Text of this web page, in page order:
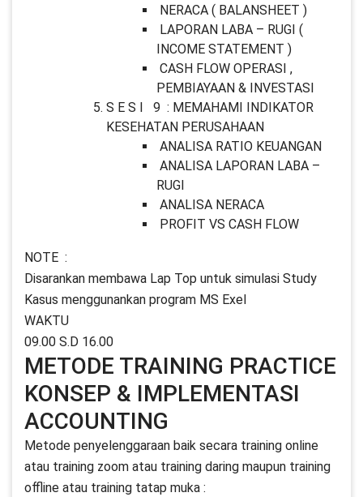
NERACA ( BALANSHEET )
LAPORAN LABA – RUGI (
INCOME STATEMENT )
CASH FLOW OPERASI ,
PEMBIAYAAN & INVESTASI
S E S I 9 : MEMAHAMI INDIKATOR
KESEHATAN PERUSAHAAN
ANALISA RATIO KEUANGAN
ANALISA LAPORAN LABA –
RUGI
ANALISA NERACA
PROFIT VS CASH FLOW
NOTE :
Disarankan membawa Lap Top untuk simulasi Study
Kasus menggunankan program MS Exel
WAKTU
09.00 S.D 16.00
METODE TRAINING PRACTICE
KONSEP & IMPLEMENTASI
ACCOUNTING
Metode penyelenggaraan baik secara training online
atau training zoom atau training daring maupun training
offline atau training tatap muka :